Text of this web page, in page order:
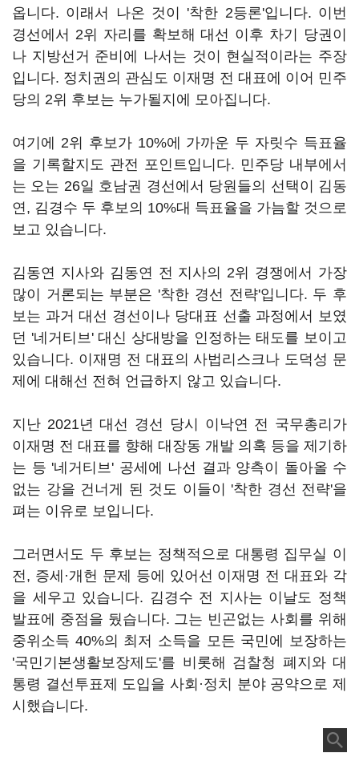
옵니다. 이래서 나온 것이 '착한 2등론'입니다. 이번
경선에서 2위 자리를 확보해 대선 이후 차기 당권이
나 지방선거 준비에 나서는 것이 현실적이라는 주장
입니다. 정치권의 관심도 이재명 전 대표에 이어 민주
당의 2위 후보는 누가될지에 모아집니다.
여기에 2위 후보가 10%에 가까운 두 자릿수 득표율
을 기록할지도 관전 포인트입니다. 민주당 내부에서
는 오는 26일 호남권 경선에서 당원들의 선택이 김동
연, 김경수 두 후보의 10%대 득표율을 가늠할 것으로
보고 있습니다.
김동연 지사와 김동연 전 지사의 2위 경쟁에서 가장
많이 거론되는 부분은 '착한 경선 전략'입니다. 두 후
보는 과거 대선 경선이나 당대표 선출 과정에서 보였
던 '네거티브' 대신 상대방을 인정하는 태도를 보이고
있습니다. 이재명 전 대표의 사법리스크나 도덕성 문
제에 대해선 전혀 언급하지 않고 있습니다.
지난 2021년 대선 경선 당시 이낙연 전 국무총리가
이재명 전 대표를 향해 대장동 개발 의혹 등을 제기하
는 등 '네거티브' 공세에 나선 결과 양측이 돌아올 수
없는 강을 건너게 된 것도 이들이 '착한 경선 전략'을
펴는 이유로 보입니다.
그러면서도 두 후보는 정책적으로 대통령 집무실 이
전, 증세·개헌 문제 등에 있어선 이재명 전 대표와 각
을 세우고 있습니다. 김경수 전 지사는 이날도 정책
발표에 중점을 뒀습니다. 그는 빈곤없는 사회를 위해
중위소득 40%의 최저 소득을 모든 국민에 보장하는
'국민기본생활보장제도'를 비롯해 검찰청 폐지와 대
통령 결선투표제 도입을 사회·정치 분야 공약으로 제
시했습니다.